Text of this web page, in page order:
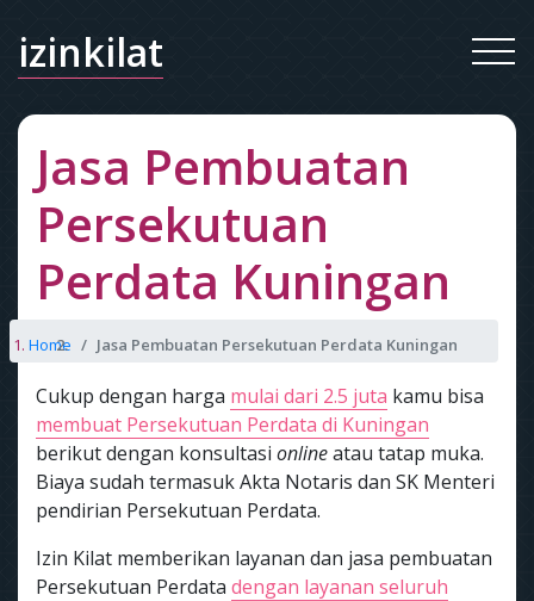
izinkilat
Jasa Pembuatan
Persekutuan
Perdata Kuningan
Home Jasa Pembuatan Persekutuan Perdata Kuningan
Cukup dengan harga mulai dari 2.5 juta kamu bisa
membuat Persekutuan Perdata di Kuningan
berikut dengan konsultasi onlineatau tatap muka.
Biaya sudah termasuk Akta Notaris dan SK Menteri
pendirian Persekutuan Perdata.
Izin Kilat memberikan layanan dan jasa pembuatan
Persekutuan Perdata dengan layanan seluruh